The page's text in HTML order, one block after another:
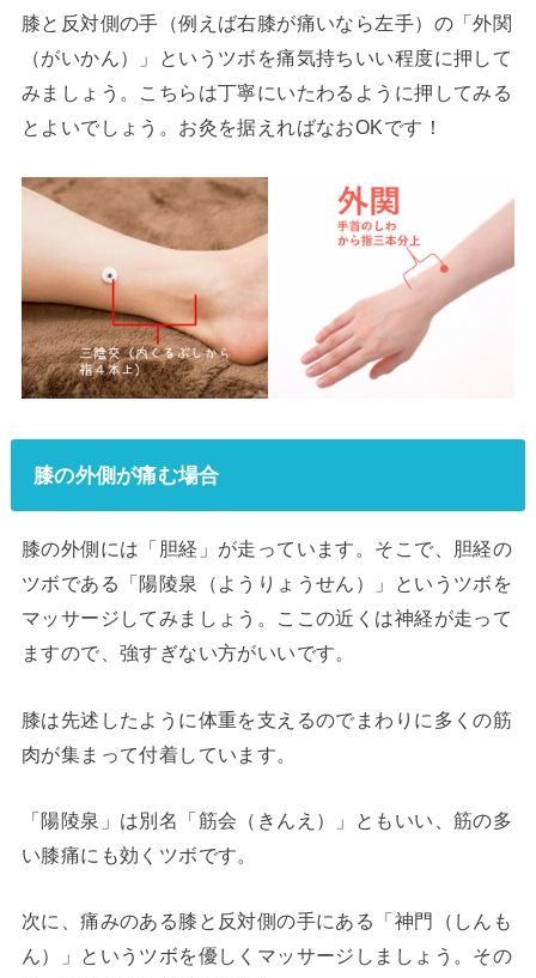
膝と反対側の手（例えば右膝が痛いなら左手）の「外関
（がいかん）」というツボを痛気持ちいい程度に押して
みましょう。こちらは丁寧にいたわるように押してみる
とよいでしょう。お灸を据えればなおOKです！
膝の外側が痛む場合
膝の外側には「胆経」が走っています。そこで、胆経の
ツボである「陽陵泉（ようりょうせん）」というツボを
マッサージしてみましょう。ここの近くは神経が走って
ますので、強すぎない方がいいです。
膝は先述したように体重を支えるのでまわりに多くの筋
肉が集まって付着しています。
「陽陵泉」は別名「筋会（きんえ）」ともいい、筋の多
い膝痛にも効くツボです。
次に、痛みのある膝と反対側の手にある「神門（しんも
ん）」というツボを優しくマッサージしましょう。その